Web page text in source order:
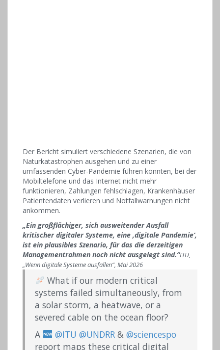
Der Bericht simuliert verschiedene Szenarien, die von
Naturkatastrophen ausgehen und zu einer
umfassenden Cyber-Pandemie führen könnten, bei der
Mobiltelefone und das Internet nicht mehr
funktionieren, Zahlungen fehlschlagen, Krankenhäuser
Patientendaten verlieren und Notfallwarnungen nicht
ankommen.
„Ein großflächiger, sich ausweitender Ausfall
kritischer digitaler Systeme, eine ‚digitale Pandemie‘,
ist ein plausibles Szenario, für das die derzeitigen
Managementrahmen noch nicht ausgelegt sind.“ITU,
„Wenn digitale Systeme ausfallen“, Mai 2026
What if our modern critical
systems failed simultaneously, from
a solar storm, a heatwave, or a
severed cable on the ocean floor?
A
@ITU @UNDRR& @sciencespo
report maps these critical digital